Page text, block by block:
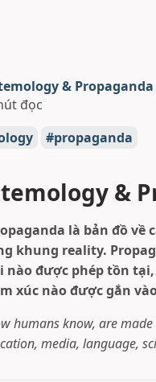
& Propaganda
đọc
propaganda
&
là bản đồ
khung reality.
nào được phép tồn
xúc nào được gắn
humans know, are
media, language,